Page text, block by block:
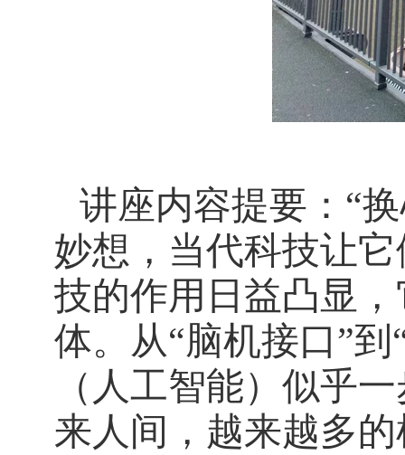
讲座内容提要： “
妙想，当代科技让
技的作用日益凸显
体。从“脑机接口”
（人工智能）似乎
来人间，越来越多